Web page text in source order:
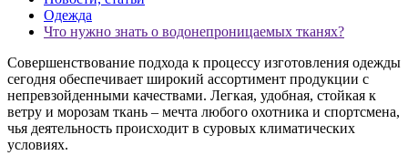
Одежда
Что нужно знать о водонепроницаемых тканях?
Совершенствование подхода к процессу изготовления одежды
сегодня обеспечивает широкий ассортимент продукции с
непревзойденными качествами. Легкая, удобная, стойкая к
ветру и морозам ткань – мечта любого охотника и спортсмена,
чья деятельность происходит в суровых климатических
условиях.